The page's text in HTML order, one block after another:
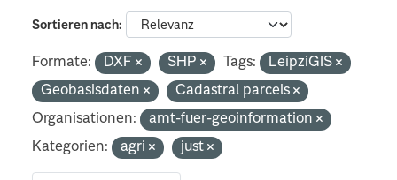
Sortieren nach
Formate: DXF SHP Tags:
LeipziGIS
Geobasisdaten
Cadastral parcels
Organisationen:
amt-fuer-geoinformation
Kategorien:
agri just